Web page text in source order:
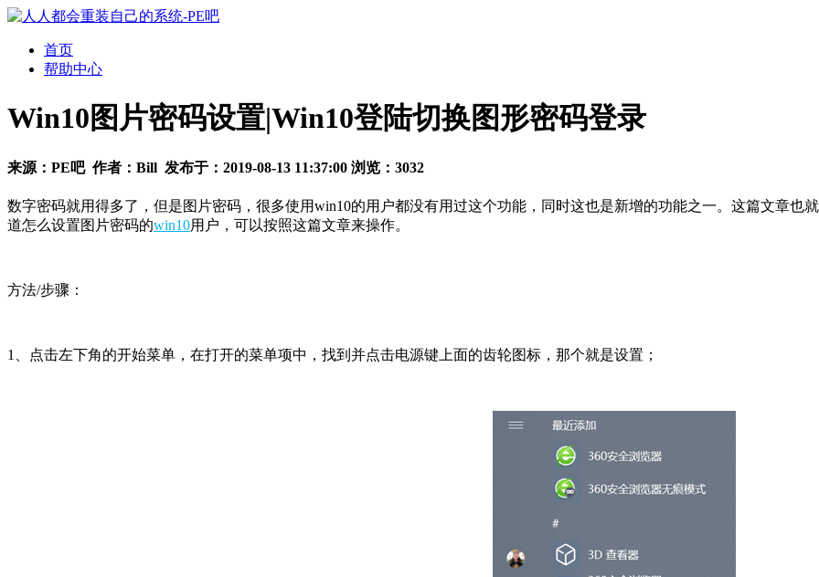
首页
帮助中心
Win10图片密码设置|Win10登陆切换图形密码登录
来源： PE吧作者： Bill 发布于： 2019-08-13 11:37:00 浏览： 3032
数字密码就用得多了，但是图片密码，很多使用win10的用户都没有用过这个功能，同时这也是新增的功能之一。这篇文章也
道怎么设置图片密码的win10用户，可以按照这篇文章来操作。
方法/步骤：
1、点击左下角的开始菜单，在打开的菜单项中，找到并点击电源键上面的齿轮图标，那个就是设置；